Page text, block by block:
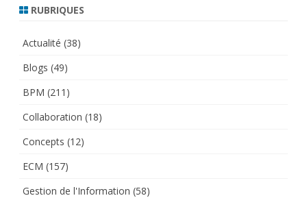
RUBRIQUES
Actualité (38)
Blogs (49)
BPM (211)
Collaboration (18)
Concepts (12)
ECM (157)
Gestion de l'Information (58)